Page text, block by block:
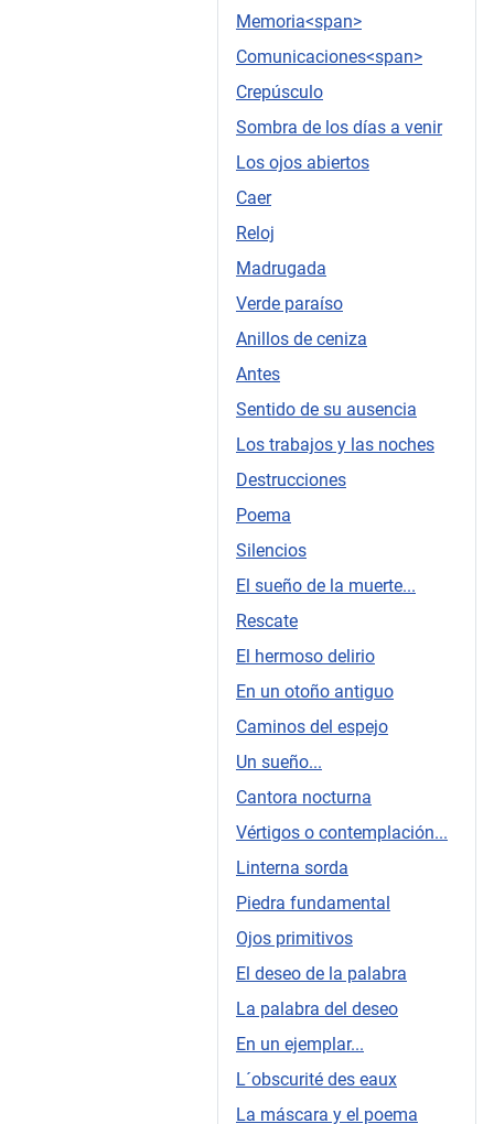
Memoria<span>
Comunicaciones<span>
Crepúsculo
Sombra de los días a venir
Los ojos abiertos
Caer
Reloj
Madrugada
Verde paraíso
Anillos de ceniza
Antes
Sentido de su ausencia
Los trabajos y las noches
Destrucciones
Poema
Silencios
El sueño de la muerte...
Rescate
El hermoso delirio
En un otoño antiguo
Caminos del espejo
Un sueño...
Cantora nocturna
Vértigos o contemplación...
Linterna sorda
Piedra fundamental
Ojos primitivos
El deseo de la palabra
La palabra del deseo
En un ejemplar...
L´obscurité des eaux
La máscara y el poema